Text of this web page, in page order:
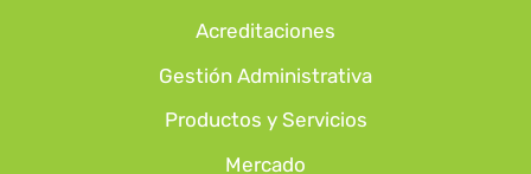
Acreditaciones
Gestión Administrativa
Productos y Servicios
Mercado